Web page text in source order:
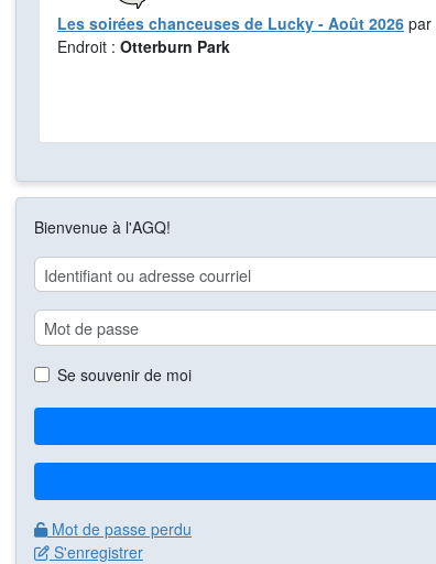
Bienvenue à l'AGQ!
Se souvenir de moi
Mot de passe perdu
S'enregistrer
Les soirées chanceuses de Lucky - Août 2026 par
Endroit : Otterburn Park